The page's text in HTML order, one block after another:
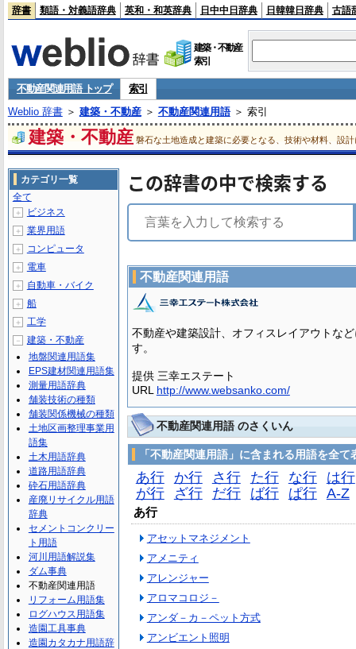
辞書 類語・対義語辞典 英和・和英辞典 日中中日辞典 日韓韓日辞典 古語
建築・不動産
索引
不動産関連用語 トップ
索引
Weblio 辞書＞ 建築・不動産＞ 不動産関連用語＞ 索引
建築・不動産 磐石な土地造成と建築に必要となる、技術や材料、設
この辞書の中で検索する
不動産関連用語
不動産や建築設計、オフィスレイアウトな
す。
提供 三幸エステート
URL http://www.websanko.com/
不動産関連用語 のさくいん
「不動産関連用語」に含まれる用語を全
あ行 か行 さ行 た行 な行
は行
が行
ざ行 だ行 ば行 ぱ行 A-Z
あ行
アセットマネジメント
アメニティ
アレンジャー
アロマコロジ－
アンダ－カ－ペット方式
アンビエント照明
カテゴリ一覧
全て
＋ ビジネス
＋ 業界用語
＋ コンピュータ
＋ 電車
＋ 自動車・バイク
＋ 船
＋ 工学
－
建築・不動産
地盤関連用語集
EPS建材関連用語集
測量用語辞典
舗装技術の種類
舗装関係機械の種類
土地区画整理事業用
語集
土木用語辞典
道路用語辞典
砕石用語辞典
産廃リサイクル用語
辞典
セメントコンクリー
ト用語
河川用語解説集
ダム事典
不動産関連用語
リフォーム用語集
ログハウス用語集
造園工具事典
造園カタカナ用語辞